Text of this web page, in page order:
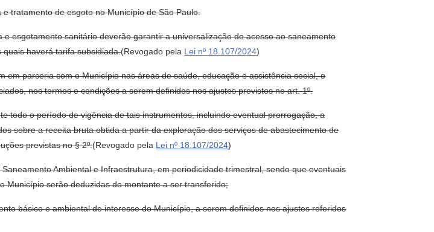
tratamento de esgoto no Município de São Paulo.
esgotamento sanitário deverão garantir a universalização do acesso ao saneamento
haverá tarifa subsidiada.(Revogado pela Lei nº 18.107/2024)
em parceria com o Município nas áreas de saúde, educação e assistência social, o
nos termos e condições a serem definidos nos ajustes previstos no art. 1º.
todo o período de vigência de tais instrumentos, incluindo eventual prorrogação, a
sobre a receita bruta obtida a partir da exploração dos serviços de abastecimento de
previstas no § 2º:(Revogado pela Lei nº 18.107/2024)
Ambiental e Infraestrutura, em periodicidade trimestral, sendo que eventuais
Município serão deduzidas do montante a ser transferido;
básico e ambiental de interesse do Município, a serem definidos nos ajustes referidos